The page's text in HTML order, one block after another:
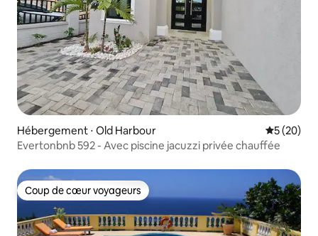
Hébergement ⋅ Old Harbour
5 (20)
Evertonbnb 592 - Avec piscine jacuzzi privée chauffée
Coup de cœur voyageurs
Coup de cœur voyageurs